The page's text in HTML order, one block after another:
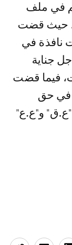
في ملف
حيث قضت
نافذة في
جناية
فيما قضت
في حق
"ع.ق" و"ع.ع"